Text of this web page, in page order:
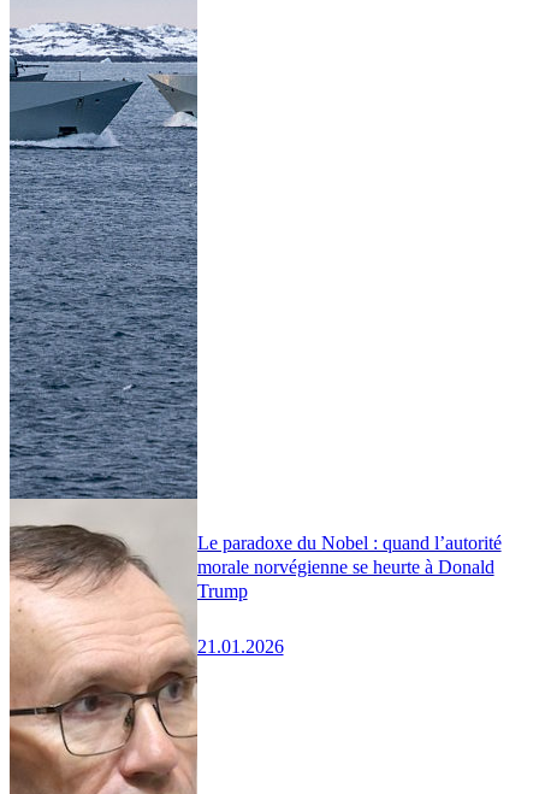
Le paradoxe du Nobel : quand l’autorité
morale norvégienne se heurte à Donald
Trump
21.01.2026